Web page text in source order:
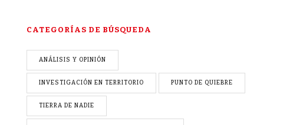
CATEGORÍAS DE BÚSQUEDA
ANÁLISIS Y OPINIÓN
INVESTIGACIÓN EN TERRITORIO PUNTO DE QUIEBRE
TIERRA DE NADIE